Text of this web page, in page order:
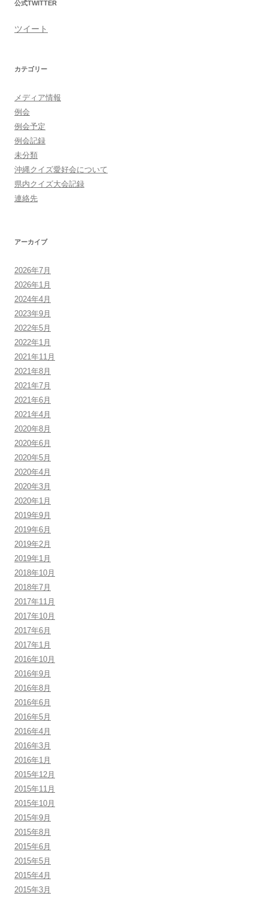
公式TWITTER
ツイート
カテゴリー
メディア情報
例会
例会予定
例会記録
未分類
沖縄クイズ愛好会について
県内クイズ大会記録
連絡先
アーカイブ
2026年7月
2026年1月
2024年4月
2023年9月
2022年5月
2022年1月
2021年11月
2021年8月
2021年7月
2021年6月
2021年4月
2020年8月
2020年6月
2020年5月
2020年4月
2020年3月
2020年1月
2019年9月
2019年6月
2019年2月
2019年1月
2018年10月
2018年7月
2017年11月
2017年10月
2017年6月
2017年1月
2016年10月
2016年9月
2016年8月
2016年6月
2016年5月
2016年4月
2016年3月
2016年1月
2015年12月
2015年11月
2015年10月
2015年9月
2015年8月
2015年6月
2015年5月
2015年4月
2015年3月